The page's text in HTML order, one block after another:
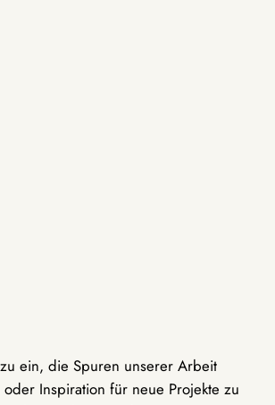
ein, die Spuren unserer Arbeit
Inspiration für neue Projekte zu